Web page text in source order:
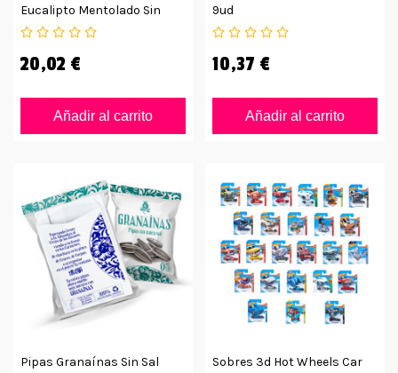
Eucalipto Mentolado Sin
Azúcar
20,02 €
Añadir al carrito
9ud
10,37 €
Añadir al carrito
Pipas Granaínas Sin Sal
Sobres 3d Hot Wheels Car